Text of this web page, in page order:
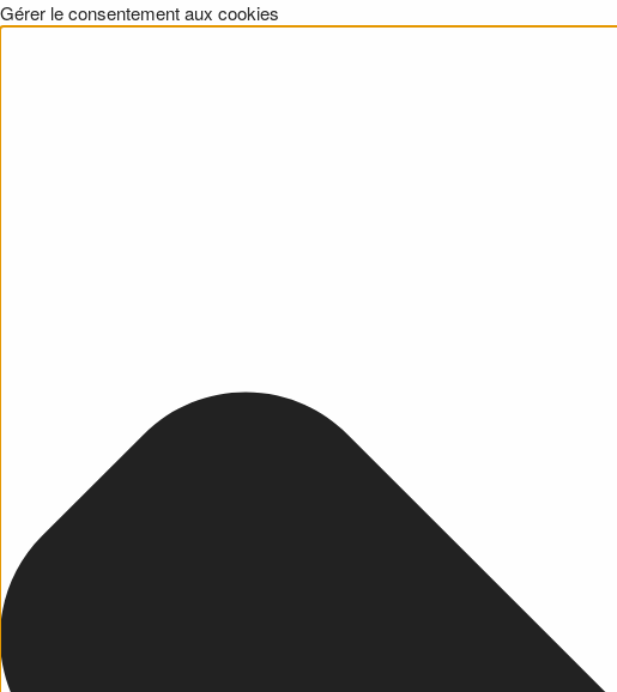
Gérer le consentement aux cookies